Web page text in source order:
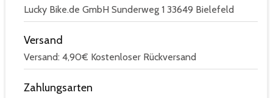
Lucky Bike.de GmbH Sunderweg 1 33649 Bielefeld
Versand
Versand: 4,90€ Kostenloser Rückversand
Zahlungsarten